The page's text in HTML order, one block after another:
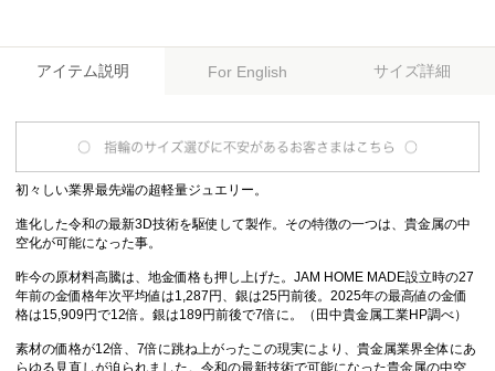
アイテム説明 For English サイズ詳細
初々しい業界最先端の超軽量ジュエリー。
進化した令和の最新3D技術を駆使して製作。その特徴の一つは、貴金属の中
空化が可能になった事。
昨今の原材料高騰は、地金価格も押し上げた。JAM HOME MADE設立時の27
年前の金価格年次平均値は1,287円、銀は25円前後。2025年の最高値の金価
格は15,909円で12倍。銀は189円前後で7倍に。（田中貴金属工業HP調べ）
素材の価格が12倍、7倍に跳ね上がったこの現実により、貴金属業界全体にあ
らゆる見直しが迫られました。令和の最新技術で可能になった貴金属の中空